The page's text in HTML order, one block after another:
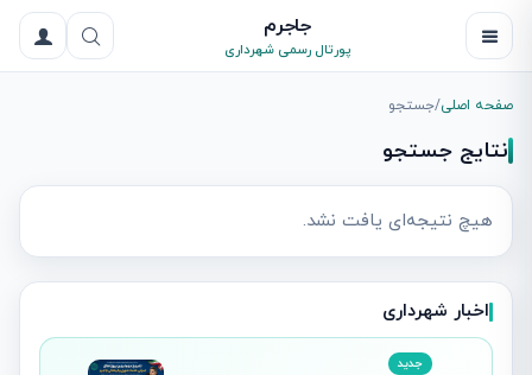
جاجرم
پورتال رسمی شهرداری
صفحه اصلی/جستجو
نتایج جستجو
هیچ نتیجه‌ای یافت نشد.
اخبار شهرداری
جدید